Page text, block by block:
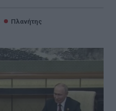
Πλανήτης